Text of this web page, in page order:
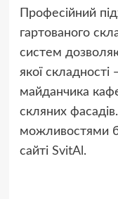
Професійний
гартованого
систем
якої складності
майданчика
скляних
можливостями
сайті SvitAl .